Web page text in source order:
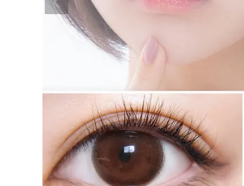
お支払い方法について
ブログページ